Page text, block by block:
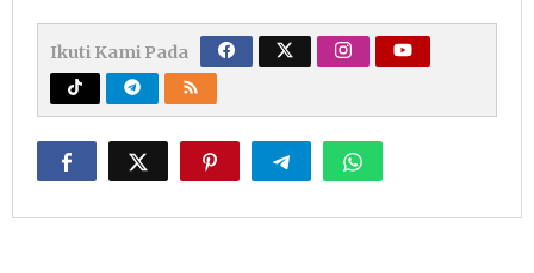
Ikuti Kami Pada